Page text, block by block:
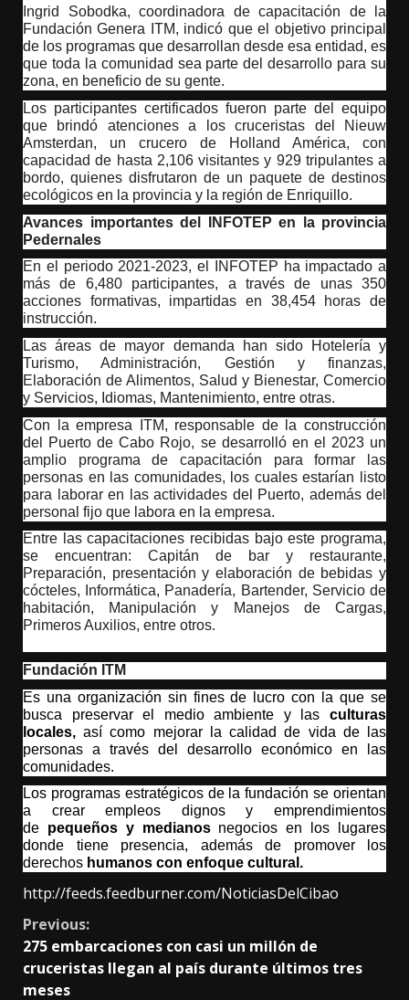
Ingrid Sobodka, coordinadora de capacitación de la
Fundación Genera ITM, indicó que el objetivo principal
de los programas que desarrollan desde esa entidad, es
que toda la comunidad sea parte del desarrollo para su
zona, en beneficio de su gente.
Los participantes certificados fueron parte del equipo
que brindó atenciones a los cruceristas del Nieuw
Amsterdan, un crucero de Holland América, con
capacidad de hasta 2,106 visitantes y 929 tripulantes a
bordo, quienes disfrutaron de un paquete de destinos
ecológicos en la provincia y la región de Enriquillo.
Avances importantes del INFOTEP en la provincia
Pedernales
En el periodo 2021-2023, el INFOTEP ha impactado a
más de 6,480 participantes, a través de unas 350
acciones formativas, impartidas en 38,454 horas de
instrucción.
Las áreas de mayor demanda han sido Hotelería y
Turismo, Administración, Gestión y finanzas,
Elaboración de Alimentos, Salud y Bienestar, Comercio
y Servicios, Idiomas, Mantenimiento, entre otras.
Con la empresa ITM, responsable de la construcción
del Puerto de Cabo Rojo, se desarrolló en el 2023 un
amplio programa de capacitación para formar las
personas en las comunidades, los cuales estarían listo
para laborar en las actividades del Puerto, además del
personal fijo que labora en la empresa.
Entre las capacitaciones recibidas bajo este programa,
se encuentran: Capitán de bar y restaurante,
Preparación, presentación y elaboración de bebidas y
cócteles, Informática, Panadería, Bartender, Servicio de
habitación, Manipulación y Manejos de Cargas,
Primeros Auxilios, entre otros.
Fundación ITM
Es una organización sin fines de lucro con la que se
busca preservar el medio ambiente y las culturas
locales, así como mejorar la calidad de vida de las
personas a través del desarrollo económico en las
comunidades.
Los programas estratégicos de la fundación se orientan
a crear empleos dignos y emprendimientos
de pequeños y medianos negocios en los lugares
donde tiene presencia, además de promover los
derechos humanos con enfoque cultural.
http://feeds.feedburner.com/NoticiasDelCibao
Continue
Reading
Previous:
275 embarcaciones con casi un millón de
cruceristas llegan al país durante últimos tres
meses